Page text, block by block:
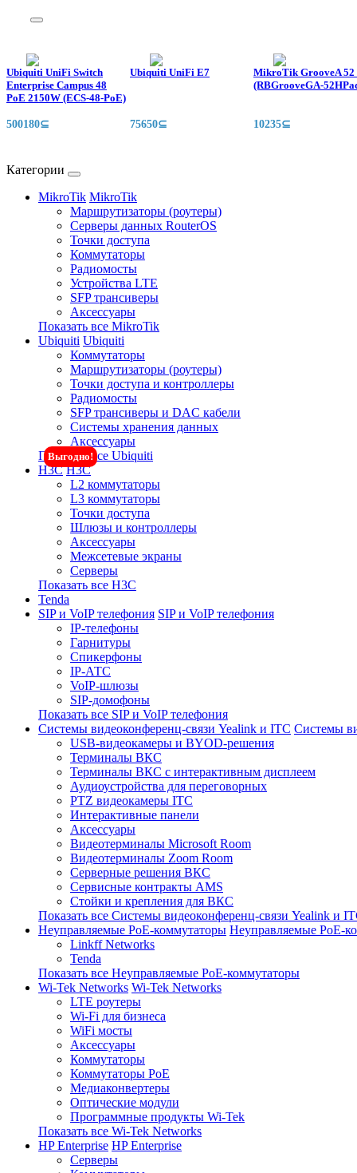
Ubiquiti UniFi Switch
Enterprise Campus 48
PoE 2150W (ECS-48-PoE)
500180⊆
Ubiquiti UniFi E7
75650⊆
MikroTik GrooveA 52
(RBGrooveGA-
10235⊆
Категории
MikroTik MikroTik
Маршрутизаторы (роутеры)
Серверы данных RouterOS
Точки доступа
Коммутаторы
Радиомосты
Устройства LTE
SFP трансиверы
Аксессуары
Показать все MikroTik
Ubiquiti Ubiquiti
Коммутаторы
Маршрутизаторы (роутеры)
Точки доступа и контроллеры
Радиомосты
SFP трансиверы и DAC кабели
Системы хранения данных
Аксессуары
Показать все Ubiquiti
H3C
Выгодно!
H3C
L2 коммутаторы
L3 коммутаторы
Точки доступа
Шлюзы и контроллеры
Аксессуары
Межсетевые экраны
Серверы
Показать все H3C
Tenda
SIP и VoIP телефония SIP и VoIP телефония
IP-телефоны
Гарнитуры
Спикерфоны
IP-АТС
VoIP-шлюзы
SIP-домофоны
Показать все SIP и VoIP телефония
Системы видеоконференц-связи Yealink и ITC Системы
USB-видеокамеры и BYOD-решения
Терминалы ВКС
Терминалы ВКС с интерактивным дисплеем
Аудиоустройства для переговорных
PTZ видеокамеры ITC
Интерактивные панели
Аксессуары
Видеотерминалы Microsoft Room
Видеотерминалы Zoom Room
Серверные решения ВКС
Сервисные контракты AMS
Стойки и крепления для ВКС
Показать все Системы видеоконференц-связи Yealink и
Неуправляемые PoE-коммутаторы Неуправляемые PoE-
Linkff Networks
Tenda
Показать все Неуправляемые PoE-коммутаторы
Wi-Tek Networks Wi-Tek Networks
LTE роутеры
Wi-Fi для бизнеса
WiFi мосты
Аксессуары
Коммутаторы
Коммутаторы PoE
Медиаконвертеры
Оптические модули
Программные продукты Wi-Tek
Показать все Wi-Tek Networks
HP Enterprise HP Enterprise
Серверы